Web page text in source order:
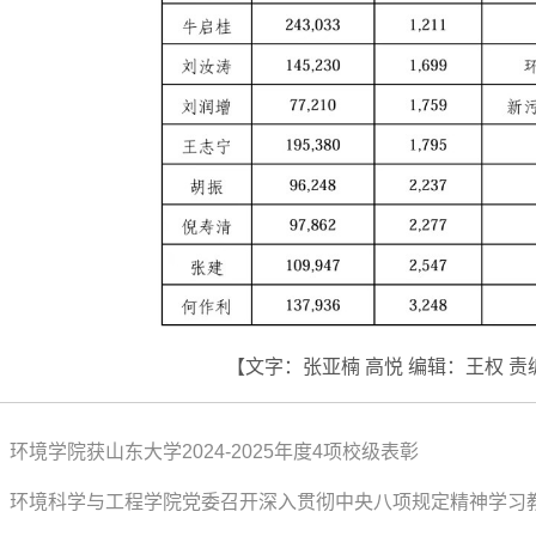
【文字：张亚楠 高悦 编辑：王权
环境学院获山东大学2024-2025年度4项校级表彰
环境科学与工程学院党委召开深入贯彻中央八项规定精神学习